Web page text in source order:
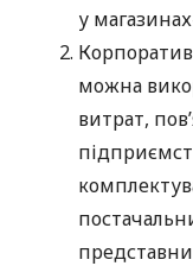
у
можна
витрат,